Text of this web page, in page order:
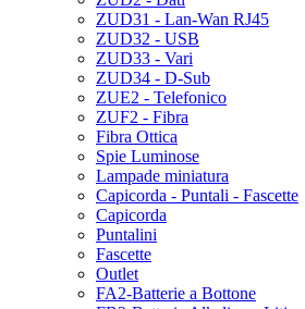
ZUD31 - Lan-Wan RJ45
ZUD32 - USB
ZUD33 - Vari
ZUD34 - D-Sub
ZUE2 - Telefonico
ZUF2 - Fibra
Fibra Ottica
Spie Luminose
Lampade miniatura
Capicorda - Puntali - Fascette
Capicorda
Puntalini
Fascette
Outlet
FA2-Batterie a Bottone